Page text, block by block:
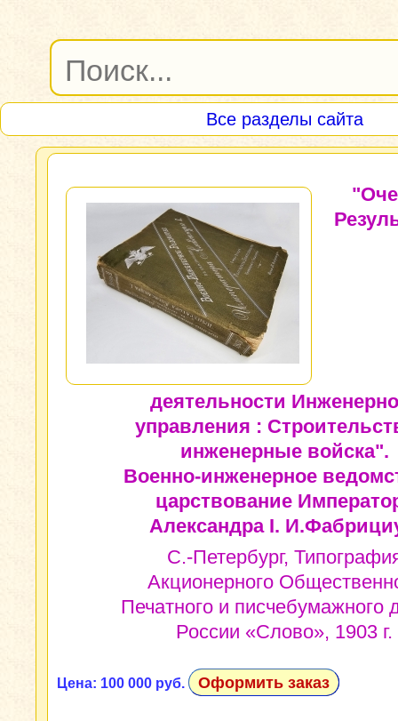
Все разделы сайта
деятельности
управления :
инженерные войска".
Военно-инженерное
царствование
Александра I.
С.-Петербург,
Акционерного
Печатного и писчебумажного
России «Слово», 1903 г.
Цена: 100 000 руб. Оформить заказ